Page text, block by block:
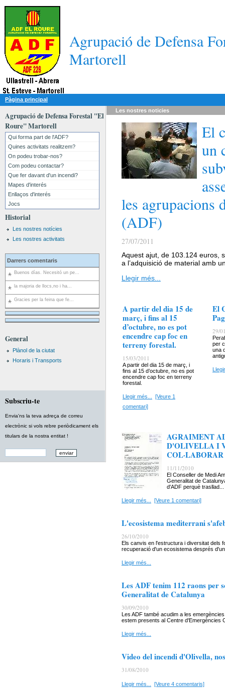
Agrupació de Defensa
Martorell
Pàgina principal
Agrupació de Defensa Forestal "El
Roure" Martorell
Qui forma part de l'ADF?
Quines activitats realitzem?
On podeu trobar-nos?
Com podeu contactar?
Que fer davant d'un incendi?
Mapes d'interés
Enllaços d'interés
Jocs
Historial
Les nostres notícies
Les nostres activitats
Darrers comentaris
Buenos días. Necesitó un pe...
la majoria de llocs,no i ha...
Gracies per la feina que fe...
General
Plànol de la ciutat
Horaris i Transports
Subscriu-te
Envia'ns la teva adreça de correu
electrònic si vols rebre periòdicament els
titulars de la nostra entitat !
Les nostres noticies
El
un
les agrupacions
(ADF)
27/07/2011
Aquest ajut, de 103.124 euros,
a l’adquisició de material amb
Llegir més...
A partir del dia 15 de
març, i fins al 15
d’octubre, no es pot
encendre cap foc en
terreny forestal.
15/03/2011
A partir del dia 15 de març, i
fins al 15 d’octubre, no es pot
encendre cap foc en terreny
forestal.
Llegir més...
[Veure 1
comentari]
El
29/
per
una
AGRAIMENT
D'OLIVELLA I
COL·LABORAR
11/11/2010
El Conseller de Medi
Generalitat de
d'ADF perquè trasllad...
Llegir més... [Veure 1 comentari]
L'ecosistema mediterrani
26/10/2010
Els canvis en l'estructura i diversitat dels
recuperació d'un ecosistema després
Llegir més...
Les ADF tenim 112 raons per
Generalitat de Catalunya
30/09/2010
Les ADF també acudim a les
estem presents al Centre d'Emergències
Llegir més...
Video del incendi d'Olivella,
31/08/2010
Llegir més... [Veure 4 comentaris]